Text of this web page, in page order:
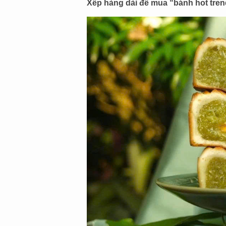
Xếp hàng dài để mua “bánh hot